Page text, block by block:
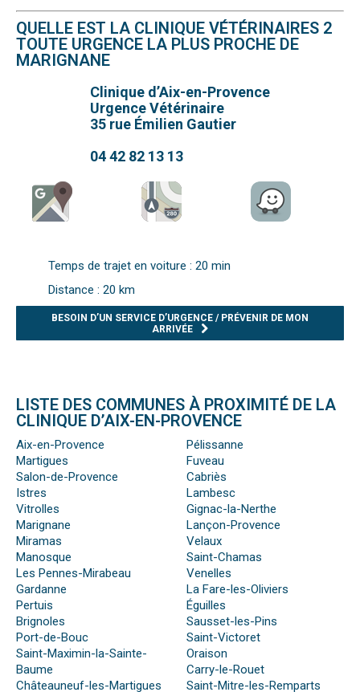
QUELLE EST LA CLINIQUE VÉTÉRINAIRES 2
TOUTE URGENCE LA PLUS PROCHE DE
MARIGNANE
Clinique d’Aix-en-Provence
Urgence Vétérinaire
35 rue Émilien Gautier
04 42 82 13 13
Temps de trajet en voiture : 20 min
Distance : 20 km
BESOIN D’UN SERVICE D’URGENCE / PRÉVENIR DE MON
ARRIVÉE
LISTE DES COMMUNES À PROXIMITÉ DE LA
CLINIQUE D’AIX-EN-PROVENCE
Aix-en-Provence
Martigues
Salon-de-Provence
Istres
Vitrolles
Marignane
Miramas
Manosque
Les Pennes-Mirabeau
Gardanne
Pertuis
Brignoles
Port-de-Bouc
Saint-Maximin-la-Sainte-
Baume
Châteauneuf-les-Martigues
Pélissanne
Fuveau
Cabriès
Lambesc
Gignac-la-Nerthe
Lançon-Provence
Velaux
Saint-Chamas
Venelles
La Fare-les-Oliviers
Éguilles
Sausset-les-Pins
Saint-Victoret
Oraison
Carry-le-Rouet
Saint-Mitre-les-Remparts